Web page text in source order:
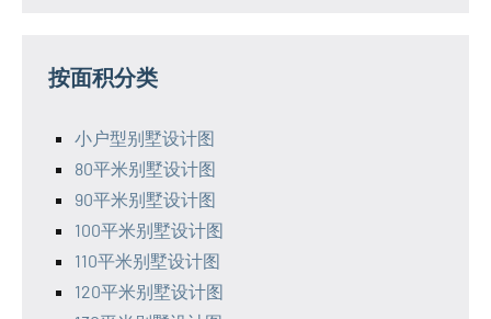
按面积分类
小户型别墅设计图
80平米别墅设计图
90平米别墅设计图
100平米别墅设计图
110平米别墅设计图
120平米别墅设计图